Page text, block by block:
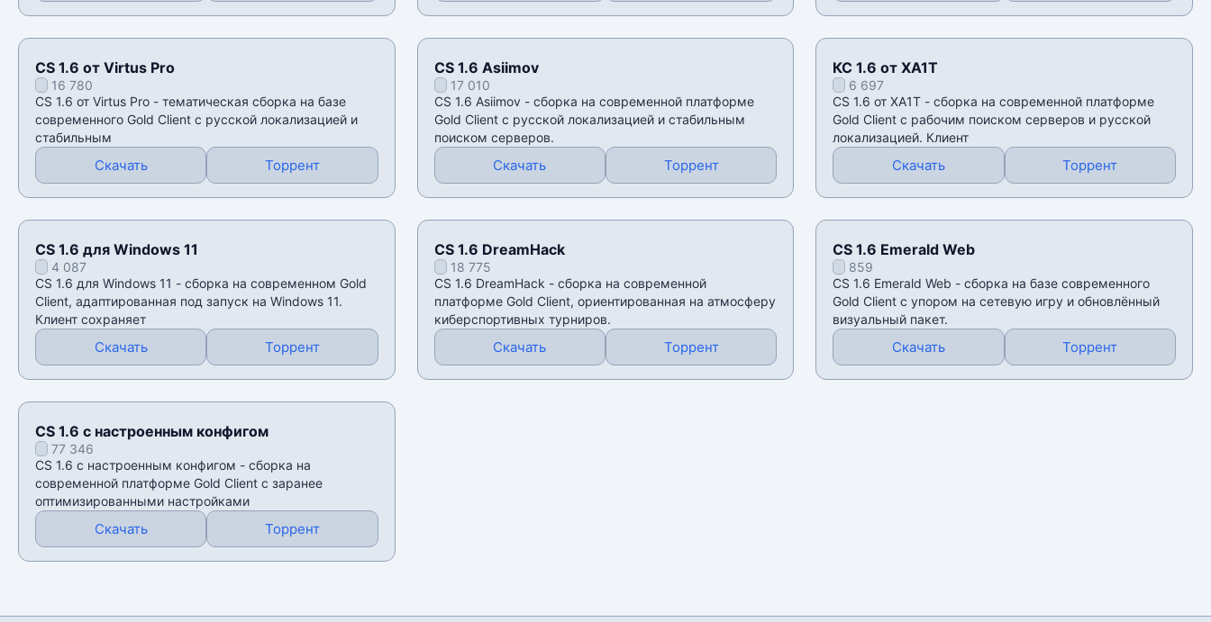
CS 1.6 от Virtus Pro
16 780
CS 1.6 от Virtus Pro - тематическая сборка на базе
современного Gold Client с русской локализацией и
стабильным
Скачать Торрент
CS 1.6 Asiimov
17 010
CS 1.6 Asiimov - сборка на современной платформе
Gold Client с русской локализацией и стабильным
поиском серверов.
Скачать Торрент
КС 1.6 от XA1T
6 697
CS 1.6 от XA1T - сборка на современной платформе
Gold Client с рабочим поиском серверов и русской
локализацией. Клиент
Скачать Торрент
CS 1.6 для Windows 11
4 087
CS 1.6 для Windows 11 - сборка на современном Gold
Client, адаптированная под запуск на Windows 11.
Клиент сохраняет
Скачать Торрент
CS 1.6 DreamHack
18 775
CS 1.6 DreamHack - сборка на современной
платформе Gold Client, ориентированная на атмосферу
киберспортивных турниров.
Скачать Торрент
CS 1.6 Emerald Web
859
CS 1.6 Emerald Web - сборка на базе современного
Gold Client с упором на сетевую игру и обновлённый
визуальный пакет.
Скачать Торрент
CS 1.6 с настроенным конфигом
77 346
CS 1.6 с настроенным конфигом - сборка на
современной платформе Gold Client с заранее
оптимизированными настройками
Скачать Торрент